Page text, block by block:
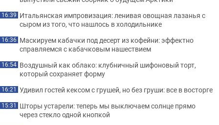
16:39 Итальянская импровизация: ленивая овощная лазанья с
сыром из того, что нашлось в холодильнике
16:36 Маскируем кабачки под десерт из кофейни: эффектно
справляемся с кабачковым нашествием
16:54 Воздушный как облако: клубничный шифоновый торт,
который сохраняет форму
16:21 Удивил гостей кексом с грушей, но без груши: все в восторге
15:31 Шторы устарели: теперь мы выключаем солнце прямо
через стекло одной кнопкой